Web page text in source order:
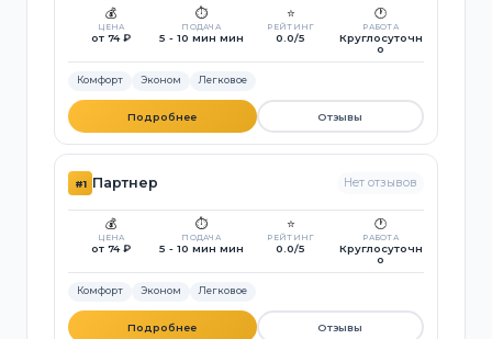
💰
ЦЕНА
от 74 ₽
⏱️
ПОДАЧА
5 - 10 мин мин
⭐
РЕЙТИНГ
0.0/5
🕐
РАБОТА
Круглосуточн
о
Комфорт Эконом Легковое
Подробнее Отзывы
#1 Партнер Нет отзывов
💰
ЦЕНА
от 74 ₽
⏱️
ПОДАЧА
5 - 10 мин мин
⭐
РЕЙТИНГ
0.0/5
🕐
РАБОТА
Круглосуточн
о
Комфорт Эконом Легковое
Подробнее Отзывы